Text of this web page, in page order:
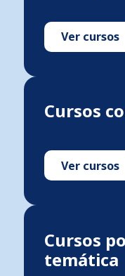
Ver cursos
Cursos
Ver cursos
Cursos
temática